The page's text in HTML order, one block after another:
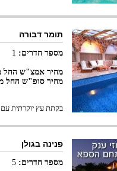
תומר דבורה
מספר חדרים:
מחיר אמצ"ש
מחיר סופ"ש החל
בקתת עץ יוקרתית עם
פנינה בגולן
מספר חדרים: 5